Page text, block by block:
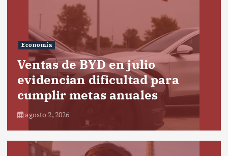
Economía
Ventas de BYD en julio
evidencian dificultad para
cumplir metas anuales
agosto 2, 2026